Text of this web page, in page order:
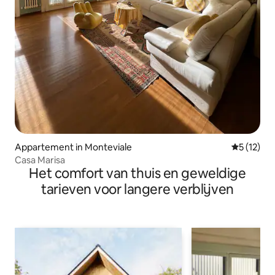
Appartement in Monteviale
5 (12)
Casa Marisa
Het comfort van thuis en geweldige
tarieven voor langere verblijven